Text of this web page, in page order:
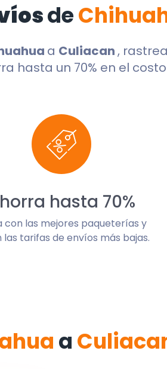
de
a Culiacan,
hasta un 70% en el
hasta 70%
con las mejores paqueterías y
tarifas de envíos más bajas.
a